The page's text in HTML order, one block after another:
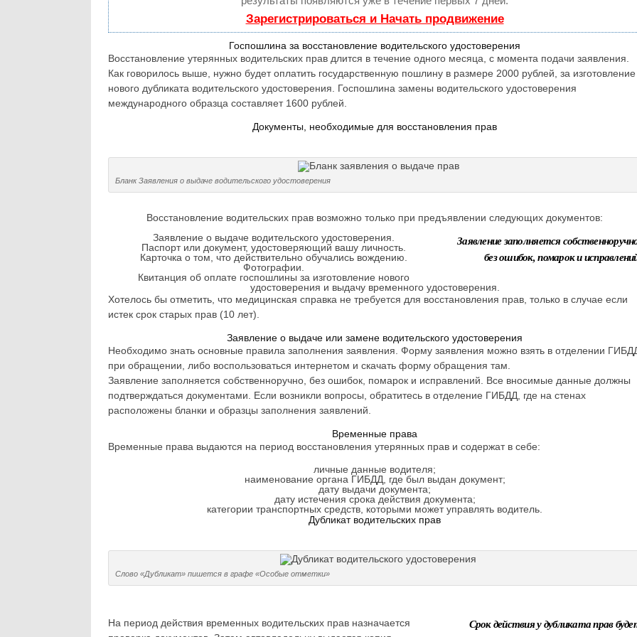
Зарегистрироваться и Начать продвижение
Госпошлина за восстановление водительского удостоверения
Восстановление утерянных водительских прав длится в течение одного месяца, с момента подачи заявления.
Как говорилось выше, нужно будет оплатить государственную пошлину в размере 2000 рублей, за изготовление
нового дубликата водительского удостоверения. Госпошлина замены водительского удостоверения
международного образца составляет 1600 рублей.
Документы, необходимые для восстановления прав
Бланк Заявления о выдаче водительского удостоверения
Восстановление водительских прав возможно только при предъявлении следующих документов:
Заявление заполняется
без ошибок, помарок и
Заявление о выдаче водительского удостоверения.
Паспорт или документ, удостоверяющий вашу личность.
Карточка о том, что действительно обучались вождению.
Фотографии.
Квитанция об оплате госпошлины за изготовление нового
удостоверения и выдачу временного удостоверения.
Хотелось бы отметить, что медицинская справка не требуется для восстановления прав, только в случае если
истек срок старых прав (10 лет).
Заявление о выдаче или замене водительского удостоверения
Необходимо знать основные правила заполнения заявления. Форму заявления можно взять в отделении
при обращении, либо воспользоваться интернетом и скачать форму обращения там.
Заявление заполняется собственноручно, без ошибок, помарок и исправлений. Все вносимые данные должны
подтверждаться документами. Если возникли вопросы, обратитесь в отделение ГИБДД, где на стенах
расположены бланки и образцы заполнения заявлений.
Временные права
Временные права выдаются на период восстановления утерянных прав и содержат в себе:
личные данные водителя;
наименование органа ГИБДД, где был выдан документ;
дату выдачи документа;
дату истечения срока действия документа;
категории транспортных средств, которыми может управлять водитель.
Дубликат водительских прав
Слово «Дубликат» пишется в графе «Особые отметки»
Срок действия у дубликата прав
На период действия временных водительских прав назначается